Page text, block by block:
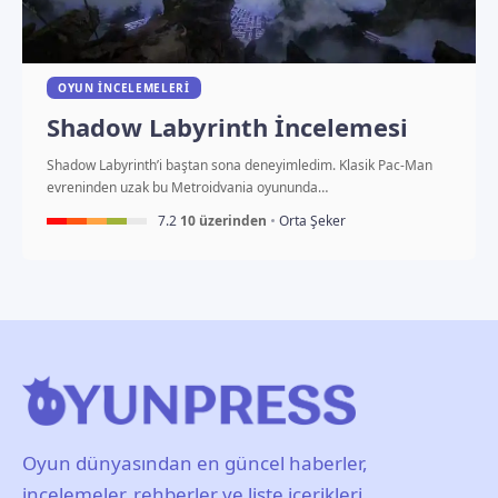
OYUN İNCELEMELERI
Shadow Labyrinth İncelemesi
Shadow Labyrinth’i baştan sona deneyimledim. Klasik Pac-Man
evreninden uzak bu Metroidvania oyununda…
7.210 üzerinden Orta Şeker
Oyun dünyasından en güncel haberler,